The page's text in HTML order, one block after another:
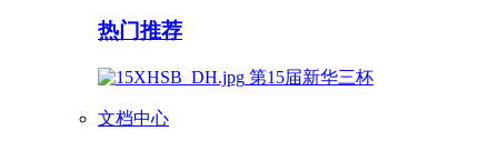
热门推荐
第15届新华三杯
文档中心